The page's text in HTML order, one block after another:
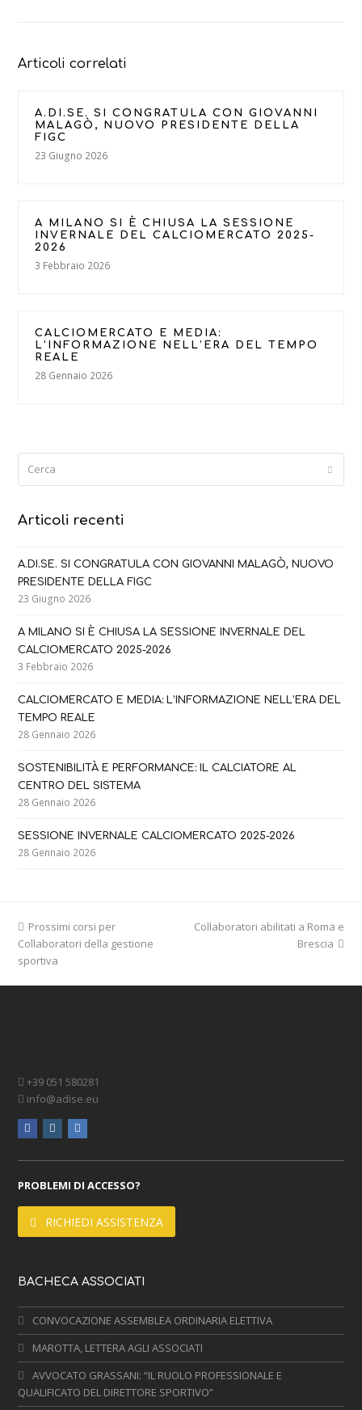
Articoli correlati
A.DI.SE. SI CONGRATULA CON GIOVANNI
MALAGÒ, NUOVO PRESIDENTE DELLA
FIGC
23 Giugno 2026
A MILANO SI È CHIUSA LA SESSIONE
INVERNALE DEL CALCIOMERCATO 2025-
2026
3 Febbraio 2026
CALCIOMERCATO E MEDIA:
L’INFORMAZIONE NELL’ERA DEL TEMPO
REALE
28 Gennaio 2026
Articoli recenti
A.DI.SE. SI CONGRATULA CON GIOVANNI MALAGÒ, NUOVO
PRESIDENTE DELLA FIGC
23 Giugno 2026
A MILANO SI È CHIUSA LA SESSIONE INVERNALE DEL
CALCIOMERCATO 2025-2026
3 Febbraio 2026
CALCIOMERCATO E MEDIA: L’INFORMAZIONE NELL’ERA DEL
TEMPO REALE
28 Gennaio 2026
SOSTENIBILITÀ E PERFORMANCE: IL CALCIATORE AL
CENTRO DEL SISTEMA
28 Gennaio 2026
SESSIONE INVERNALE CALCIOMERCATO 2025-2026
28 Gennaio 2026
previous
post:
Prossimi corsi per
Collaboratori della gestione
sportiva
next
Collaboratori abilitati a Roma e
Brescia
+39 051 580281
info@adise.eu
facebookinstagram
PROBLEMI DI ACCESSO?
RICHIEDI ASSISTENZA
BACHECA ASSOCIATI
CONVOCAZIONE ASSEMBLEA ORDINARIA ELETTIVA
MAROTTA, LETTERA AGLI ASSOCIATI
AVVOCATO GRASSANI: “IL RUOLO PROFESSIONALE E
QUALIFICATO DEL DIRETTORE SPORTIVO”